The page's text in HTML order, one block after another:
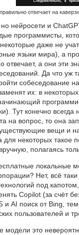
отвечает на
нейросети и
программисты,
даже не
языки мира), а
отвечает, а они эти
Да что уж
собеседование
их: в
Тут конечно
на вопрос, то она
вещи и
для некоторых такое
полагаясь
локальные
Нет, всё
под
Copilot (за счёт
и AI поиск от Bing,
пользователей и
модели это